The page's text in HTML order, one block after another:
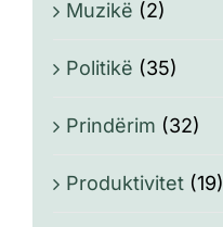
Muzikë (2)
Politikë (35)
Prindërim (32)
Produktivitet (19)